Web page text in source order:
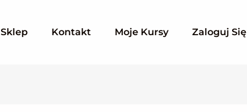
Sklep Kontakt Moje Kursy Zaloguj Się